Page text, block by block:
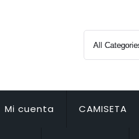
Mi cuenta CAMISETA